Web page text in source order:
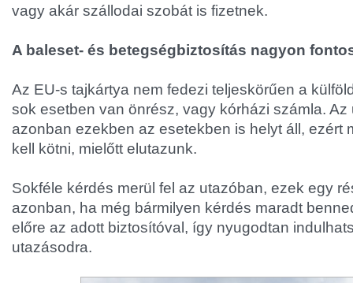
vagy akár szállodai szobát is fizetnek.
A baleset- és betegségbiztosítás nagyon
Az EU-s tajkártya nem fedezi teljeskörűen a
sok esetben van önrész, vagy kórházi számla. Az
azonban ezekben az esetekben is helyt áll, ezért
kell kötni, mielőtt elutazunk.
Sokféle kérdés merül fel az utazóban, ezek egy
azonban, ha még bármilyen kérdés maradt
előre az adott biztosítóval, így nyugodtan
utazásodra.